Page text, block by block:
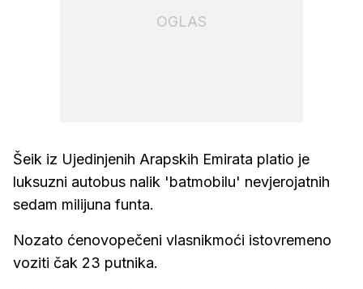
OGLAS
Šeik iz Ujedinjenih Arapskih Emirata platio je
luksuzni autobus nalik 'batmobilu' nevjerojatnih
sedam milijuna funta.
Nozato ćenovopečeni vlasnikmoći istovremeno
voziti čak 23 putnika.